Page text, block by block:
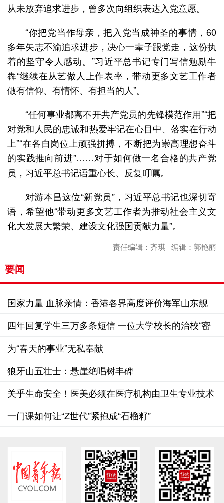
从未放弃追求进步，曾多次向组织表达入党意愿。
“你把党当作母亲，把入党当成神圣的事情，60
多年矢志不渝追求进步，决心一辈子跟党走，这份执
着的坚守令人感动。”习近平总书记专门写信勉励牛
犇“继续在从艺做人上作表率，带动更多文艺工作者
做有信仰、有情怀、有担当的人”。
“任何事业都离不开共产党员的先锋模范作用”“把
对党和人民的忠诚和热爱牢记在心目中、落实在行动
上”“在各自岗位上顽强拼搏，不断把为崇高理想奋斗
的实践推向前进”……对于如何做一名合格的共产党
员，习近平总书记语重心长、反复叮嘱。
对游本昌这位“新党员”，习近平总书记也深切寄
语，希望他“带动更多文艺工作者为推动社会主义文
化大发展大繁荣、建设文化强国贡献力量”。
责任编辑：齐琪 编辑：郭艳丽
要闻
国家力量 血脉亲情：香港各界高度评价海军山东舰
编队访问香港
四年回复学生三万多条短信 一位大学校长的治校“密
钥”
为“春天的事业”无私奉献
狼牙山五壮士：悬崖绝唱树丰碑
关乎生命安全！医美必须在医疗机构由卫生专业技术
人员操作
一门课如何让“Z世代”紧抱成“石榴籽”